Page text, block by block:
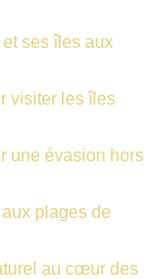
ses îles aux
visiter les îles
une évasion hors
plages de
au cœur des